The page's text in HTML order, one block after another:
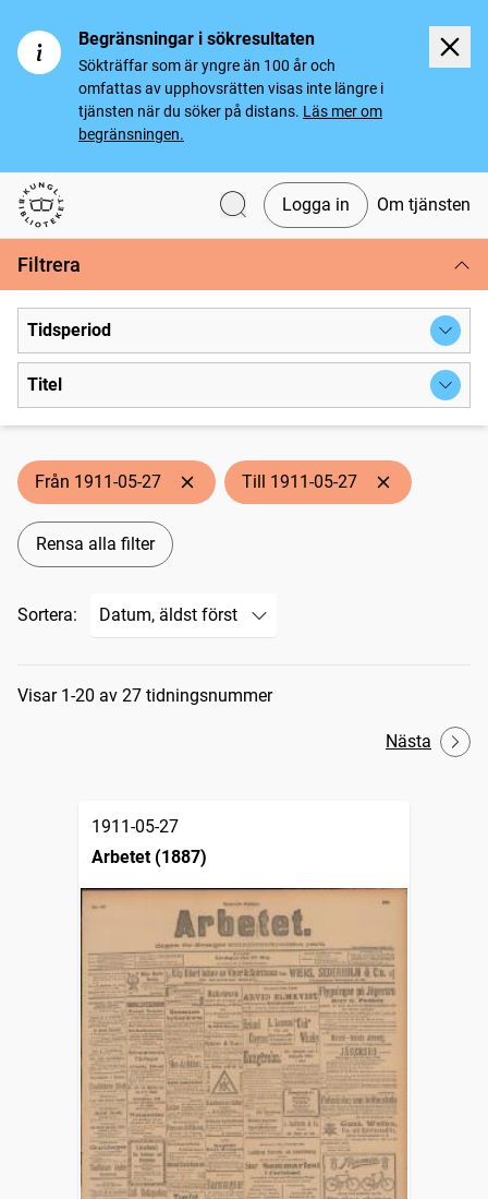
Begränsningar i sökresultaten
Sökträffar som är yngre än 100 år och
omfattas av upphovsrätten visas inte längre i
tjänsten när du söker på distans. Läs mer om
begränsningen.
Svenska tidningar
Logga in Om tjänsten
Filtrera
Tidsperiod
Titel
Från 1911-05-27 Till 1911-05-27
Rensa alla filter
Sortera:
Sökresultat
Visar 1-20 av 27 tidningsnummer
Nästa
1911-05-27
Arbetet (1887)